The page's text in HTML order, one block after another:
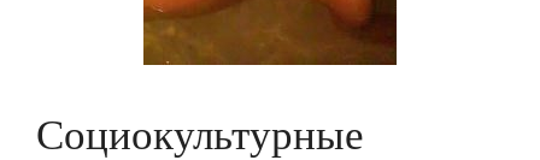
Социокультурные